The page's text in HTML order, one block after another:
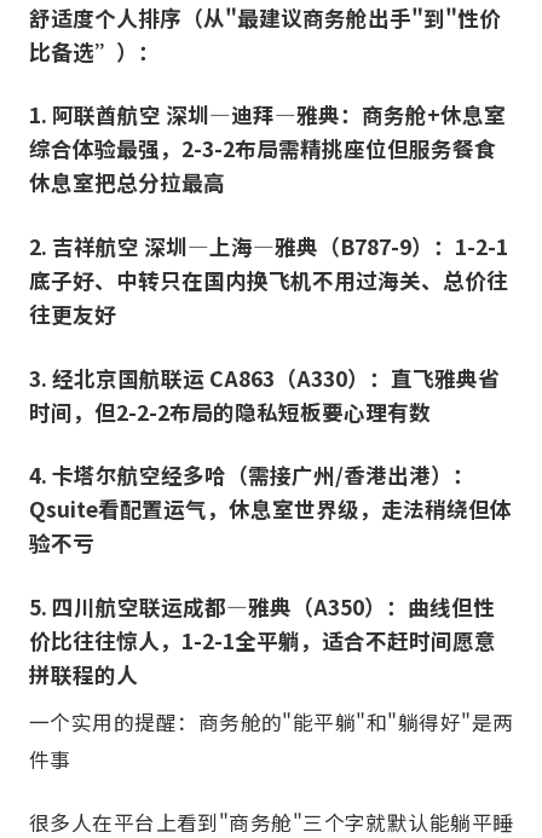
舒适度个人排序（从"最建议商务舱出手"到"性价
比备选”）：
1. 阿联酋航空 深圳—迪拜—雅典：商务舱+休息室
综合体验最强，2-3-2布局需精挑座位但服务餐食
休息室把总分拉最高
2. 吉祥航空 深圳—上海—雅典（B787-9）：1-2-1
底子好、中转只在国内换飞机不用过海关、总价往
往更友好
3. 经北京国航联运 CA863（A330）：直飞雅典省
时间，但2-2-2布局的隐私短板要心理有数
4. 卡塔尔航空经多哈（需接广州/香港出港）：
Qsuite看配置运气，休息室世界级，走法稍绕但体
验不亏
5. 四川航空联运成都—雅典（A350）：曲线但性
价比往往惊人，1-2-1全平躺，适合不赶时间愿意
拼联程的人
一个实用的提醒：商务舱的"能平躺"和"躺得好"是两
件事
很多人在平台上看到"商务舱"三个字就默认能躺平睡